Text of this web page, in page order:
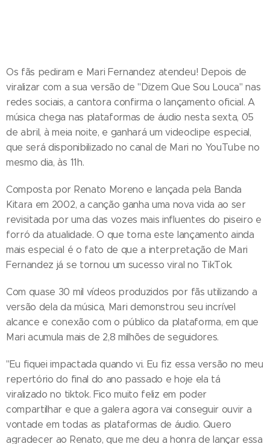
Os fãs pediram e Mari Fernandez atendeu! Depois de
viralizar com a sua versão de "Dizem Que Sou Louca" nas
redes sociais, a cantora confirma o lançamento oficial. A
música chega nas plataformas de áudio nesta sexta, 05
de abril, à meia noite, e ganhará um videoclipe especial,
que será disponibilizado no canal de Mari no YouTube no
mesmo dia, às 11h.
Composta por Renato Moreno e lançada pela Banda
Kitara em 2002, a canção ganha uma nova vida ao ser
revisitada por uma das vozes mais influentes do piseiro e
forró da atualidade. O que torna este lançamento ainda
mais especial é o fato de que a interpretação de Mari
Fernandez já se tornou um sucesso viral no TikTok.
Com quase 30 mil vídeos produzidos por fãs utilizando a
versão dela da música, Mari demonstrou seu incrível
alcance e conexão com o público da plataforma, em que
Mari acumula mais de 2,8 milhões de seguidores.
"Eu fiquei impactada quando vi. Eu fiz essa versão no meu
repertório do final do ano passado e hoje ela tá
viralizado no tiktok. Fico muito feliz em poder
compartilhar e que a galera agora vai conseguir ouvir a
vontade em todas as plataformas de áudio. Quero
agradecer ao Renato, que me deu a honra de lançar essa